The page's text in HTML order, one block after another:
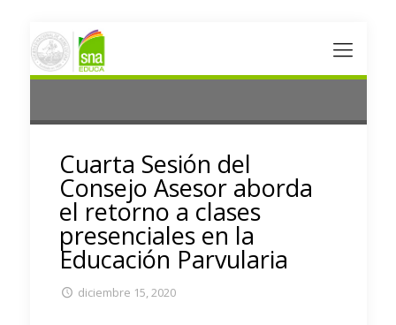
Cuarta Sesión del
Consejo Asesor aborda
el retorno a clases
presenciales en la
Educación Parvularia
diciembre 15, 2020